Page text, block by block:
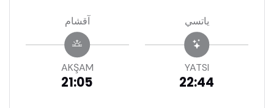
آقشام
AKŞAM
21:05
ياتسي
YATSI
22:44